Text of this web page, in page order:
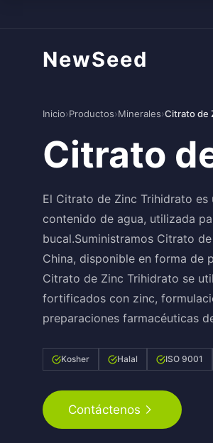
NewSeed
Inicio›Productos›Minerales›Citrato de
Citrato
El Citrato de Zinc Trihidrato
contenido de agua, utilizada
bucal.Suministramos Citrato
China, disponible en forma de
Citrato de Zinc Trihidrato se
fortificados con zinc,
preparaciones farmacéuticas
Kosher Halal ISO 9001
Contáctenos